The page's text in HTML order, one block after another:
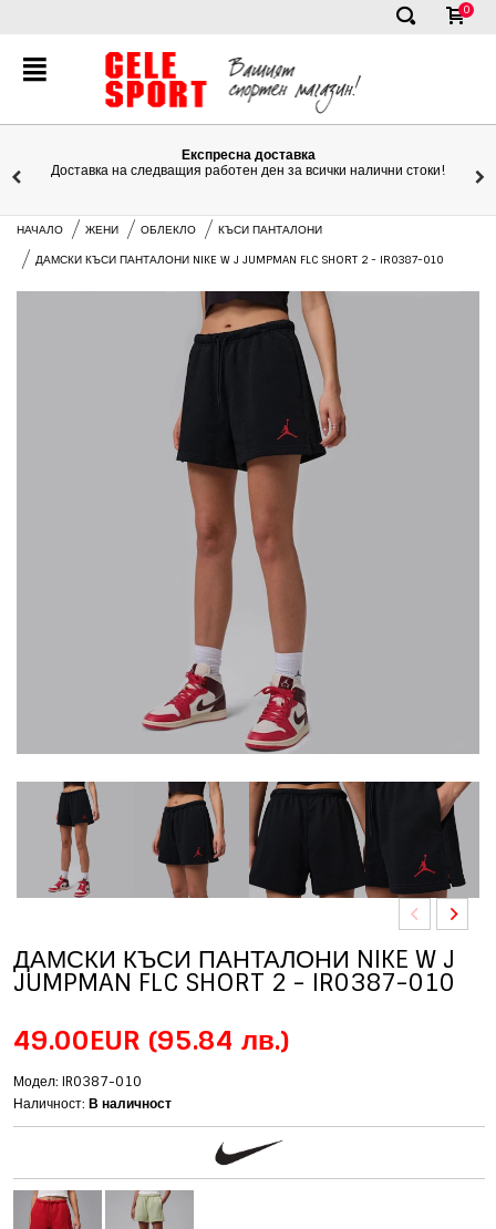
✕
0
Експресна доставка
Доставка на следващия работен ден за всички налични стоки!
НАЧАЛО ЖЕНИ ОБЛЕКЛО КЪСИ ПАНТАЛОНИ
ДАМСКИ КЪСИ ПАНТАЛОНИ NIKE W J JUMPMAN FLC SHORT 2 - IR0387-010
ДАМСКИ КЪСИ ПАНТАЛОНИ NIKE W J
JUMPMAN FLC SHORT 2 - IR0387-010
49.00EUR (95.84 лв.)
Модел: IR0387-010
Наличност:В наличност